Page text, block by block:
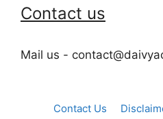
Contact us
Mail us -
Contact Us